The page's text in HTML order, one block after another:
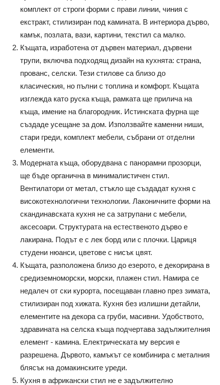
комплект от строги форми с прави линии, чиния с
екстракт, стилизиран под камината. В интериора дърво,
камък, позлата, вази, картини, текстил са малко.
Къщата, изработена от дървен материал, дървени
трупи, включва подходящ дизайн на кухнята: страна,
прованс, селски. Тези стилове са близо до
класическия, но пълни с топлина и комфорт. Къщата
изглежда като руска къща, рамката ще прилича на
къща, имение на благородник. Истинската фурна ще
създаде усещане за дом. Използвайте каменни ниши,
стари греди, комплект мебели, събрани от отделни
елементи.
Модерната къща, оборудвана с панорамни прозорци,
ще бъде органична в минималистичен стил.
Вентилатори от метал, стъкло ще създадат кухня с
високотехнологични технологии. Лаконичните форми на
скандинавската кухня не са затрупани с мебели,
аксесоари. Структурата на естественото дърво е
лакирана. Подът е с лек борд или с плочки. Цариця
студени нюанси, цветове с нисък цвят.
Къщата, разположена близо до езерото, е декорирана в
средиземноморски, морски, плажен стил. Намира се
недалеч от ски курорта, посещаван главно през зимата,
стилизиран под хижата. Кухня без излишни детайли,
елементите на декора са груби, масивни. Удобството,
здравината на селска къща подчертава задължителния
елемент - камина. Електрическата му версия е
разрешена. Дървото, камъкът се комбинира с металния
блясък на домакинските уреди.
Кухня в африкански стил не е задължително